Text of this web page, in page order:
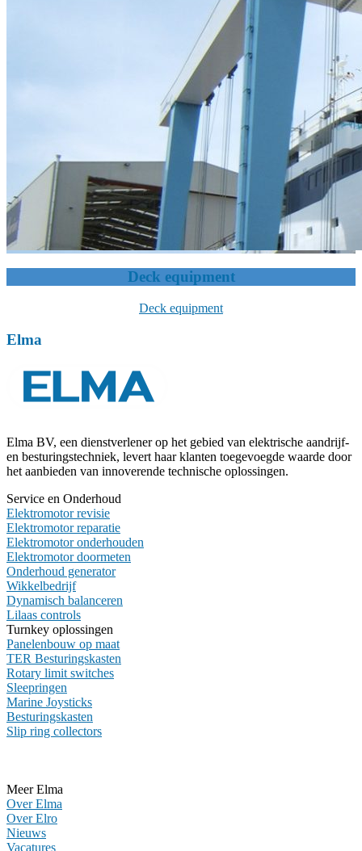
Deck equipment
Deck equipment
Elma
Elma BV, een dienstverlener op het gebied van elektrische aandrijf-
en besturingstechniek, levert haar klanten toegevoegde waarde door
het aanbieden van innoverende technische oplossingen.
Service en Onderhoud
Elektromotor revisie
Elektromotor reparatie
Elektromotor onderhouden
Elektromotor doormeten
Onderhoud generator
Wikkelbedrijf
Dynamisch balanceren
Lilaas controls
Turnkey oplossingen
Panelenbouw op maat
TER Besturingskasten
Rotary limit switches
Sleepringen
Marine Joysticks
Besturingskasten
Slip ring collectors
Meer Elma
Over Elma
Over Elro
Nieuws
Vacatures